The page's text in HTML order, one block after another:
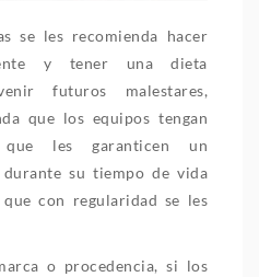
se les recomienda hacer
y tener una dieta
futuros malestares,
que los equipos tengan
que les garanticen un
su tiempo de vida
con regularidad se les
o procedencia, si los